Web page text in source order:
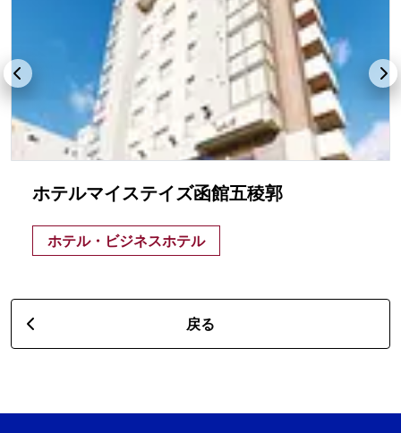
ホテルマイステイズ函館五稜郭
ホテル・ビジネスホテル
戻る